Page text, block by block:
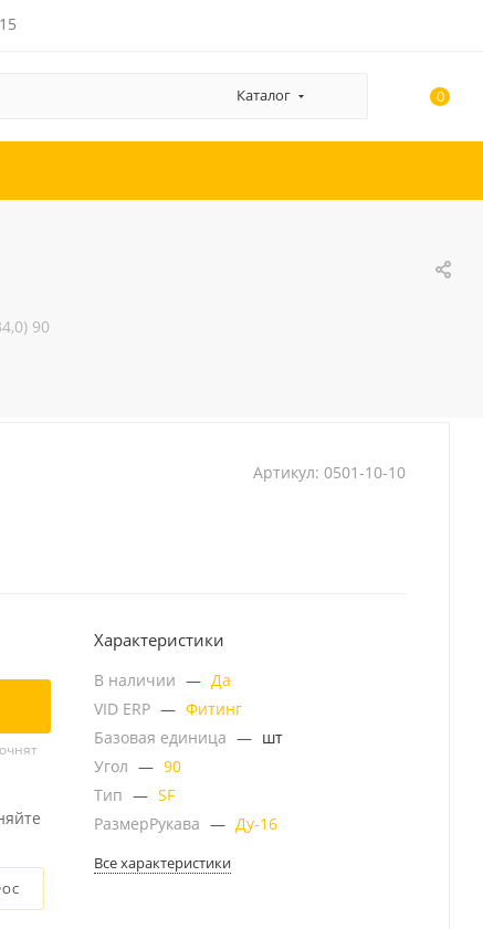
Каталог 0
90
Артикул: 0501-10-10
Характеристики
В наличии — Да
VID ERP — Фитинг
Базовая единица — шт
Угол — 90
Тип — SF
РазмерРукава — Ду-16
Все характеристики